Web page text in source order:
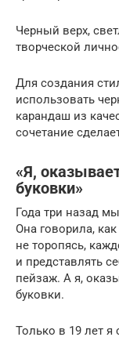
Черный верх,
творческой
Для создания
использовать
карандаш из
сочетание
«Я,
буковки»
Года три назад
Она говорила,
не торопясь,
и представлять
пейзаж. А я,
буковки.
Только в 19 лет я